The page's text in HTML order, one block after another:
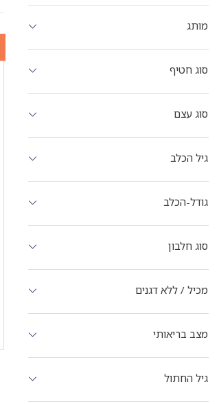
מותג
סוג חטיף
סוג עצם
גיל הכלב
גודל-הכלב
סוג חלבון
מכיל / ללא דגנים
מצב בריאותי
גיל החתול